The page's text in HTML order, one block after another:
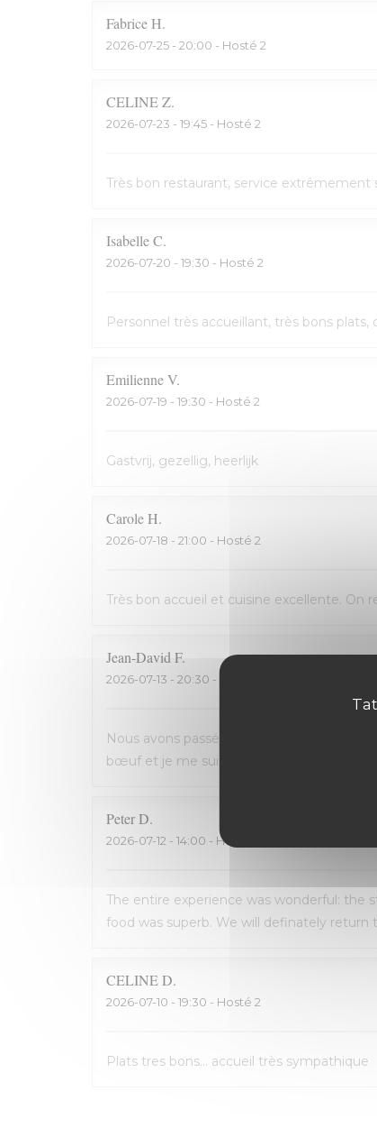
FabriceH
2026-07-25 - 20:00 - Hosté 2
CELINEZ
2026-07-23 - 19:45 - Hosté 2
Très bon restaurant, service
IsabelleC
2026-07-20 - 19:30 - Hosté 2
Personnel très accueillant, très bons plats,
EmilienneV
2026-07-19 - 19:30 - Hosté 2
Gastvrij, gezellig, heerlijk
CaroleH
2026-07-18 - 21:00 - Hosté 2
Très bon accueil et cuisine excellente. On
Jean-David F
2026-07-13 - 20:30 - Hosté 2
Nous avons passé une excellente soirée,
bœuf et je me suis régalé. Les frites
PeterD
2026-07-12 - 14:00 - Hosté 2
The entire experience was wonderful: the
food was superb. We will definately return
CELINED
2026-07-10 - 19:30 - Hosté 2
Plats tres bons... accueil très sympathique